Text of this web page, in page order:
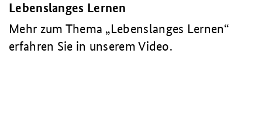
Lebenslanges Lernen
Mehr zum Thema „Lebenslanges Lernen“
erfahren Sie in unserem Video.